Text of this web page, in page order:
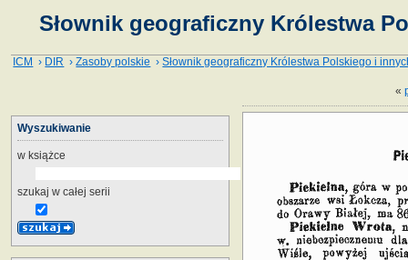
Słownik geograficzny Królestwa
ICM › DIR ›Zasoby polskie ›Słownik geograficzny Królestwa Polskiego i
«
Wyszukiwanie
w książce
szukaj w całej serii